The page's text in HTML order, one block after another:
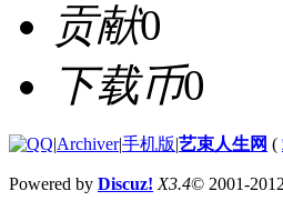
贡献0
下载币0
|Archiver|手机版|艺束人生网 (
Powered by Discuz! X3.4© 2001-2012